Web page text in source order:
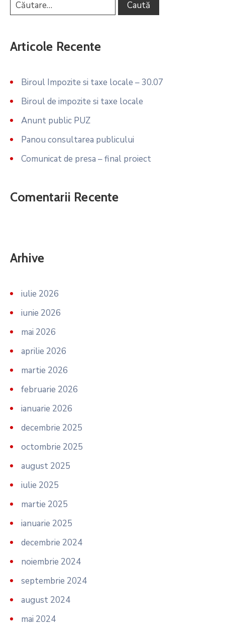
Articole Recente
Biroul Impozite si taxe locale – 30.07
Biroul de impozite si taxe locale
Anunt public PUZ
Panou consultarea publicului
Comunicat de presa – final proiect
Comentarii Recente
Arhive
iulie 2026
iunie 2026
mai 2026
aprilie 2026
martie 2026
februarie 2026
ianuarie 2026
decembrie 2025
octombrie 2025
august 2025
iulie 2025
martie 2025
ianuarie 2025
decembrie 2024
noiembrie 2024
septembrie 2024
august 2024
mai 2024